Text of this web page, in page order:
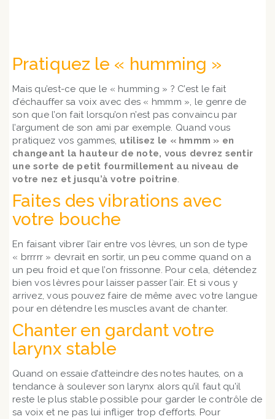
Pratiquez le « humming »
Mais qu’est-ce que le « humming » ? C’est le fait
d’échauffer sa voix avec des « hmmm », le genre de
son que l’on fait lorsqu’on n’est pas convaincu par
l’argument de son ami par exemple. Quand vous
pratiquez vos gammes, utilisez le « hmmm » en
changeant la hauteur de note, vous devrez sentir
une sorte de petit fourmillement au niveau de
votre nez et jusqu’à votre poitrine.
Faites des vibrations avec
votre bouche
En faisant vibrer l’air entre vos lèvres, un son de type
« brrrrr » devrait en sortir, un peu comme quand on a
un peu froid et que l’on frissonne. Pour cela, détendez
bien vos lèvres pour laisser passer l’air. Et si vous y
arrivez, vous pouvez faire de même avec votre langue
pour en détendre les muscles avant de chanter.
Chanter en gardant votre
larynx stable
Quand on essaie d’atteindre des notes hautes, on a
tendance à soulever son larynx alors qu’il faut qu’il
reste le plus stable possible pour garder le contrôle de
sa voix et ne pas lui infliger trop d’efforts. Pour